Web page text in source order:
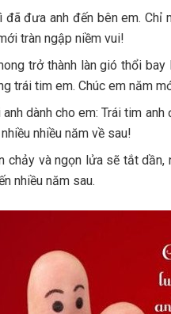
đã đưa anh đến bên em.
tràn ngập niềm vui!
trở thành làn gió thổi
trái tim em. Chúc em năm
dành cho em: Trái tim
nhiều năm về sau!
chảy và ngọn lửa sẽ tắt
nhiều năm sau.